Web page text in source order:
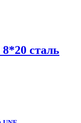
сталь